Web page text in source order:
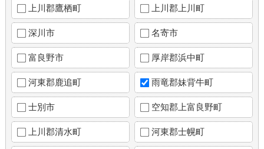
上川郡鷹栖町 上川郡上川町
深川市 名寄市
富良野市 厚岸郡浜中町
河東郡鹿追町 雨竜郡妹背牛町
士別市 空知郡上富良野町
上川郡清水町 河東郡士幌町